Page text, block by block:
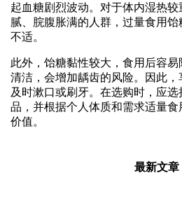
起血糖剧烈波动。对于体内湿热
腻、脘腹胀满的人群，过量食用
不适。
此外，饴糖黏性较大，食用后容
清洁，会增加龋齿的风险。因此
及时漱口或刷牙。在选购时，应
品，并根据个人体质和需求适量
价值。
最新文章